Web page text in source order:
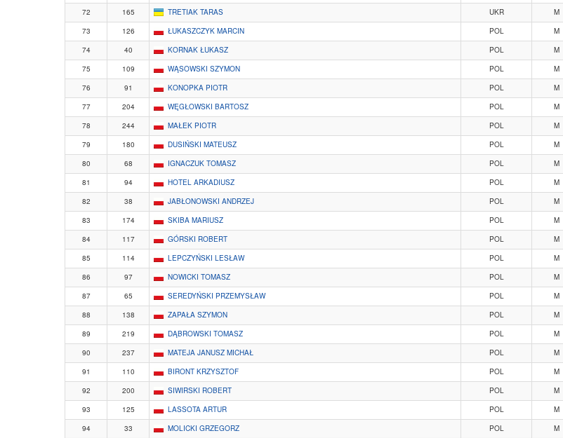
72
165 TRETIAK TARAS UKR M
73
126 ŁUKASZCZYK MARCIN POL M
74
40 KORNAK ŁUKASZ POL M
75
109 WĄSOWSKI SZYMON POL M
76
91 KONOPKA PIOTR POL M
77
204 WĘGŁOWSKI BARTOSZ POL M
78
244 MAŁEK PIOTR POL M
79
180 DUSIŃSKI MATEUSZ POL M
80
68 IGNACZUK TOMASZ POL M
81
94 HOTEL ARKADIUSZ POL M
82
38 JABŁONOWSKI ANDRZEJ POL M
83
174 SKIBA MARIUSZ POL M
84
117 GÓRSKI ROBERT POL M
85
114 LEPCZYŃSKI LESŁAW POL M
86
97 NOWICKI TOMASZ POL M
87
65 SEREDYŃSKI PRZEMYSŁAW POL M
88
138 ZAPAŁA SZYMON POL M
89
219 DĄBROWSKI TOMASZ POL M
90
237 MATEJA JANUSZ MICHAŁ POL M
91
110 BIRONT KRZYSZTOF POL M
92
200 SIWIRSKI ROBERT POL M
93
125 LASSOTA ARTUR POL M
94
33 MOLICKI GRZEGORZ POL M